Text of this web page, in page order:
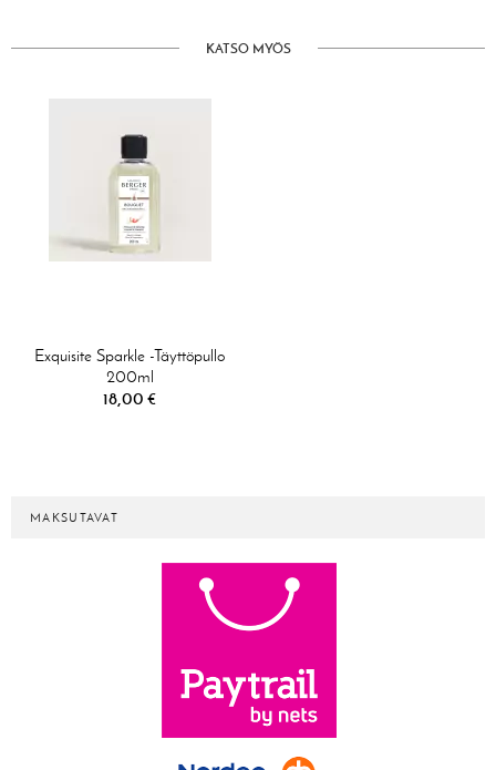
KATSO MYÖS
Exquisite Sparkle -täyttöpullo
200ml
18,00 €
MAKSUTAVAT